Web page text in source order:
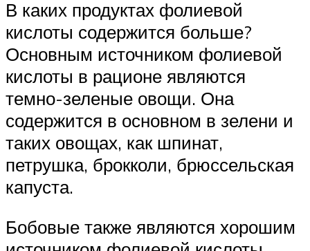
В каких продуктах фолиевой
кислоты содержится больше?
Основным источником фолиевой
кислоты в рационе являются
темно-зеленые овощи. Она
содержится в основном в зелени и
таких овощах, как шпинат,
петрушка, брокколи, брюссельская
капуста.
Бобовые также являются хорошим